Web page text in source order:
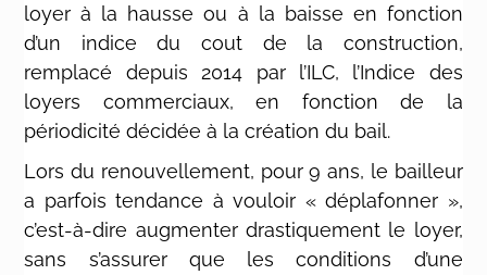
loyer à la hausse ou à la baisse en fonction
d’un indice du cout de la construction,
remplacé depuis 2014 par l’ILC, l’Indice des
loyers commerciaux, en fonction de la
périodicité décidée à la création du bail.
Lors du renouvellement, pour 9 ans, le bailleur
a parfois tendance à vouloir « déplafonner »,
c’est-à-dire augmenter drastiquement le loyer,
sans s’assurer que les conditions d’une